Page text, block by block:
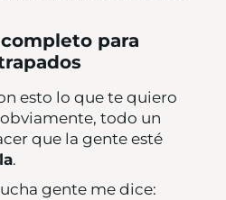
para
esto lo que te quiero
todo un
que la gente esté
.
gente me dice: